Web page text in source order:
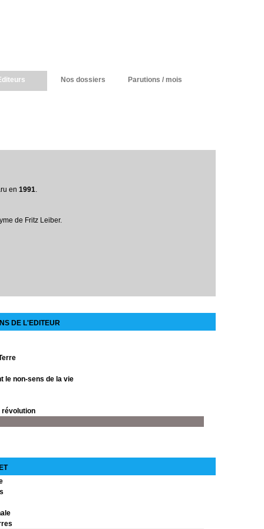
Nos dossiers Parutions / mois
en 1991.
de Fritz Leiber.
DE L'EDITEUR
le non-sens de la vie
révolution